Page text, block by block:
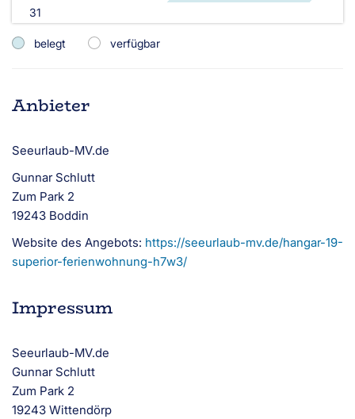
31
belegt verfügbar
Anbieter
Seeurlaub-MV.de
Gunnar Schlutt
Zum Park 2
19243 Boddin
Website des Angebots: https://seeurlaub-mv.de/hangar-19-
superior-ferienwohnung-h7w3/
Impressum
Seeurlaub-MV.de
Gunnar Schlutt
Zum Park 2
19243 Wittendörp